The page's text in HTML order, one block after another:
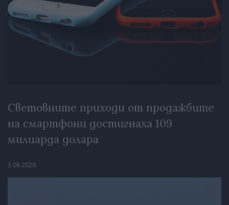
Световните приходи от продажбите
на смартфони достигнаха 109
милиарда долара
3.08.2026